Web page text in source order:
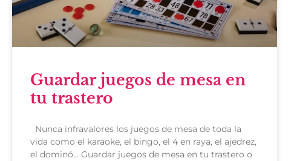
Guardar juegos de mesa en
tu trastero
Nunca infravalores los juegos de mesa de toda la
vida como el karaoke, el bingo, el 4 en raya, el ajedrez,
el dominó… Guardar juegos de mesa en tu trastero o